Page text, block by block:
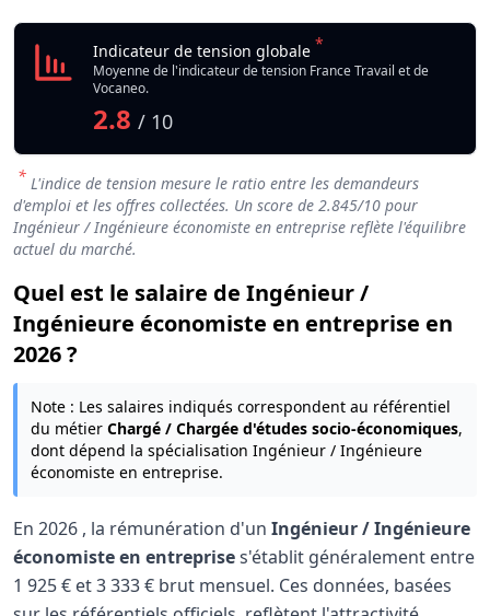
Indicateur de tension globale *
Moyenne de l'indicateur de tension France Travail et de
Vocaneo.
2.8 / 10
* L'indice de tension mesure le ratio entre les demandeurs
d'emploi et les offres collectées. Un score de 2.845/10 pour
Ingénieur / Ingénieure économiste en entreprise reflète l'équilibre
actuel du marché.
Quel est le salaire de Ingénieur /
Ingénieure économiste en entreprise en
2026 ?
Note : Les salaires indiqués correspondent au référentiel
du métier Chargé / Chargée d'études socio-économiques,
dont dépend la spécialisation Ingénieur / Ingénieure
économiste en entreprise.
En 2026 , la rémunération d'un Ingénieur / Ingénieure
économiste en entreprises'établit généralement entre
1 925 € et3 333 € brut mensuel. Ces données, basées